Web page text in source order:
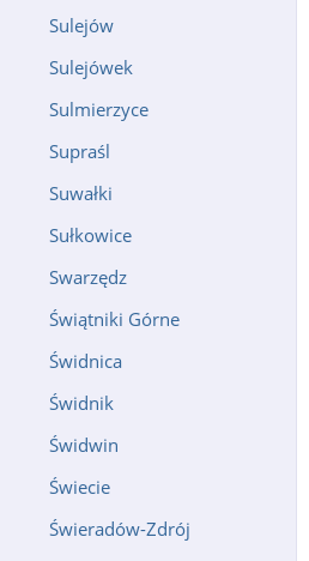
Sulejów
Sulejówek
Sulmierzyce
Supraśl
Suwałki
Sułkowice
Swarzędz
Świątniki Górne
Świdnica
Świdnik
Świdwin
Świecie
Świeradów-Zdrój